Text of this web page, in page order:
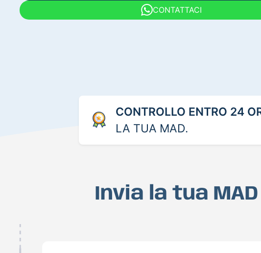
CONTATTACI
CONTROLLO ENTRO 24
LA TUA MAD.
Invia la tua